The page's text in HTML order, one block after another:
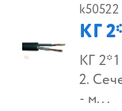
k50522
КГ
КГ
2.
- м...